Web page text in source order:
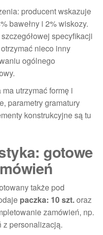
producent wskazuje
bawełny i 2% wiskozy.
specyfikacji
nieco inny
ogólnego
utrzymać formę i
parametry gramatury
konstrukcyjne są tu
gotowe
także pod
paczka: 10 szt.oraz
zamówień, np.
z personalizacją.